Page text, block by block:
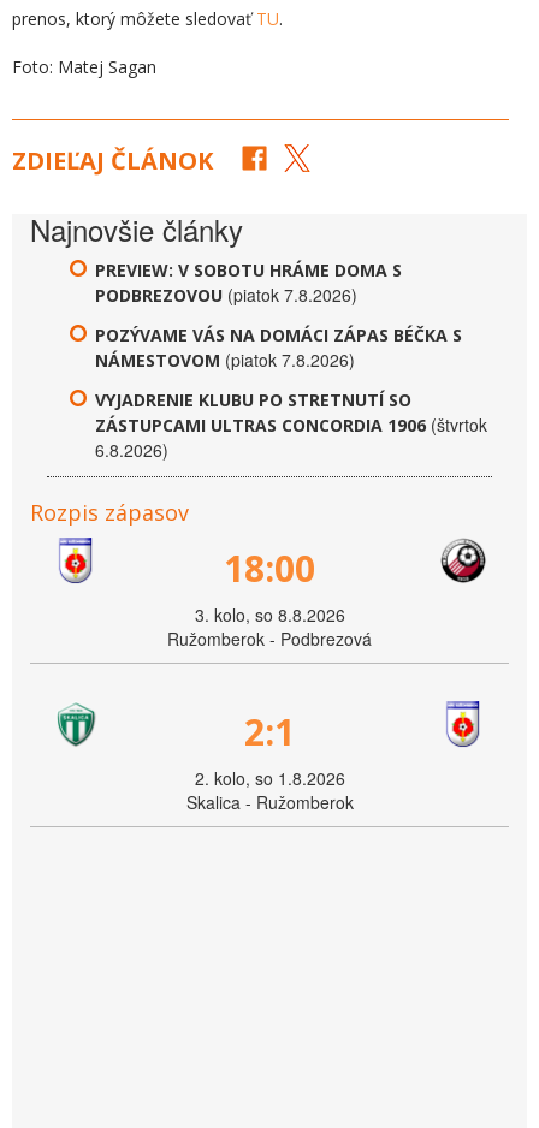
prenos, ktorý môžete sledovaťTU.
Foto: Matej Sagan
ZDIEĽAJ ČLÁNOK
Najnovšie články
PREVIEW: V SOBOTU HRÁME DOMA S
PODBREZOVOU (piatok 7.8.2026)
POZÝVAME VÁS NA DOMÁCI ZÁPAS BÉČKA S
NÁMESTOVOM (piatok 7.8.2026)
VYJADRENIE KLUBU PO STRETNUTÍ SO
ZÁSTUPCAMI ULTRAS CONCORDIA 1906 (štvrtok
6.8.2026)
Rozpis zápasov
18:00
3. kolo, so 8.8.2026
Ružomberok - Podbrezová
2:1
2. kolo, so 1.8.2026
Skalica - Ružomberok